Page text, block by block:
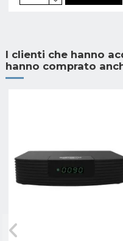
I clienti che hanno
hanno comprato